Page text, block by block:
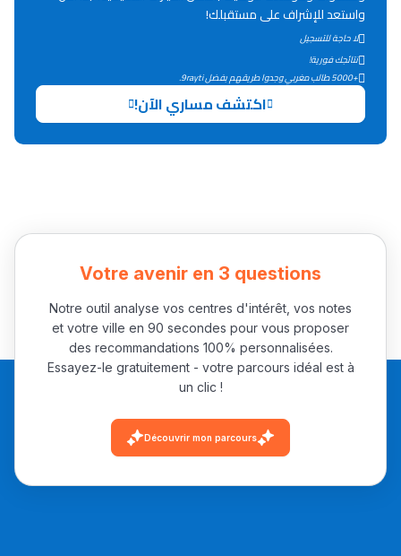
Collège au Maroc
التعليم الثانوي الإعدادي
+ de 89 Interviews/Vidéos
دليل المهن
دليل التوجيه
واستعد للإشراف على مستقبلك!
لا حاجة للتسجيل
نتائجك فورية!
+5000 طالب مغربي وجدوا طريقهم بفضل 9rayti.
اكتشف مساري الآن!
Votre avenir en 3 questions
Notre outil analyse vos centres d'intérêt, vos notes
et votre ville en 90 secondes pour vous proposer
des recommandations 100% personnalisées.
Essayez-le gratuitement - votre parcours idéal est à
un clic !
Découvrir mon parcours